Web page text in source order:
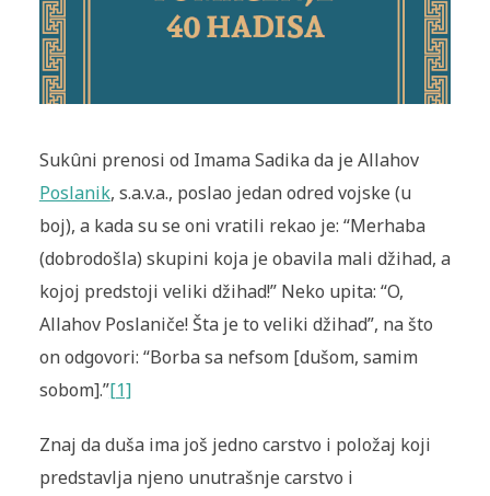
Sukûni prenosi od Imama Sadika da je Allahov
Poslanik, s.a.v.a., poslao jedan odred vojske (u
boj), a kada su se oni vratili rekao je: “Merhaba
(dobrodošla) skupini koja je obavila mali džihad, a
kojoj predstoji veliki džihad!” Neko upita: “O,
Allahov Poslaniče! Šta je to veliki džihad”, na što
on odgovori: “Borba sa nefsom [dušom, samim
sobom].”[1]
Znaj da duša ima još jedno carstvo i položaj koji
predstavlja njeno unutrašnje carstvo i